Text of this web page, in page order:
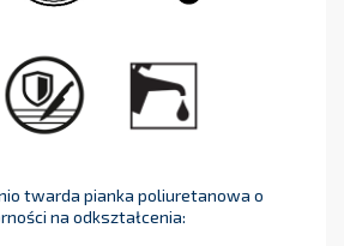
twarda pianka poliuretanowa o
na odkształcenia: